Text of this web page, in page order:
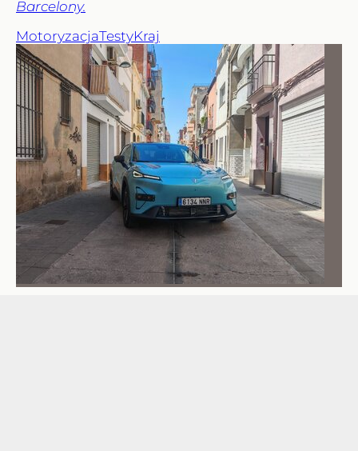
Barcelony.
MotoryzacjaTestyKraj